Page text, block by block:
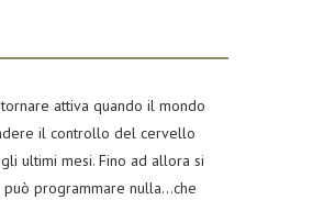
attiva quando il mondo
il controllo del cervello
ultimi mesi. Fino ad allora si
può programmare nulla…che